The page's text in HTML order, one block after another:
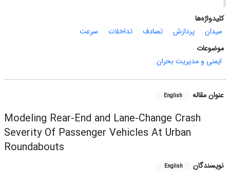
کلیدواژه‌ها
میدان
پردازش‌ تصادف تداخلات
سرعت
موضوعات
ایمنی و مدیریت بحران
عنوان مقاله English
Modeling Rear-End and Lane-Change Crash
Severity Of Passenger Vehicles At Urban
Roundabouts
نویسندگان English